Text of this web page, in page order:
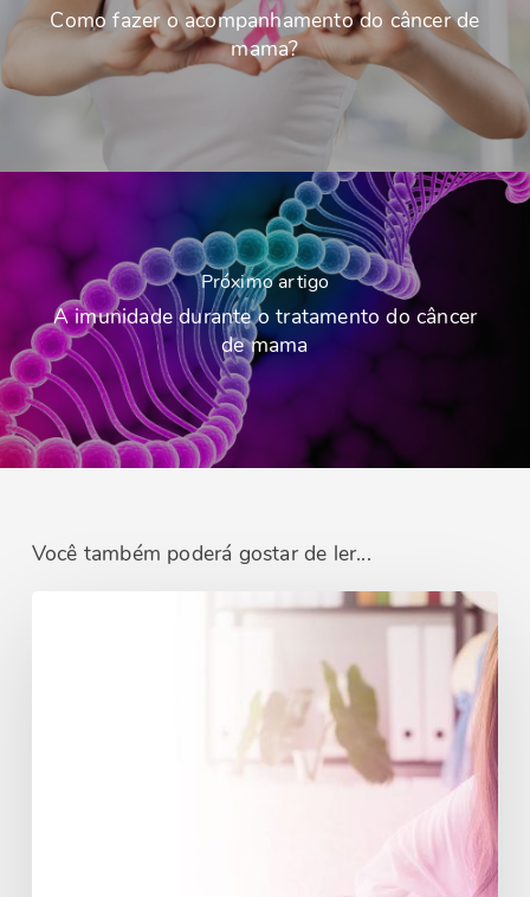
Como fazer o acompanhamento do câncer de
mama?
Próximo artigo
A imunidade durante o tratamento do câncer
de mama
Você também poderá gostar de ler...